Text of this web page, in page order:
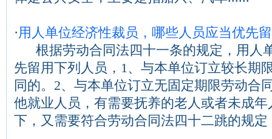
·用人单位经济性裁员，哪些人员应当优先
根据劳动合同法四十一条的规定，用人
先留用下列人员，1、与本单位订立较长期
同的。2、与本单位订立无固定期限劳动合
他就业人员，有需要抚养的老人或者未成
下，又需要符合劳动合同法四十二跳的规定